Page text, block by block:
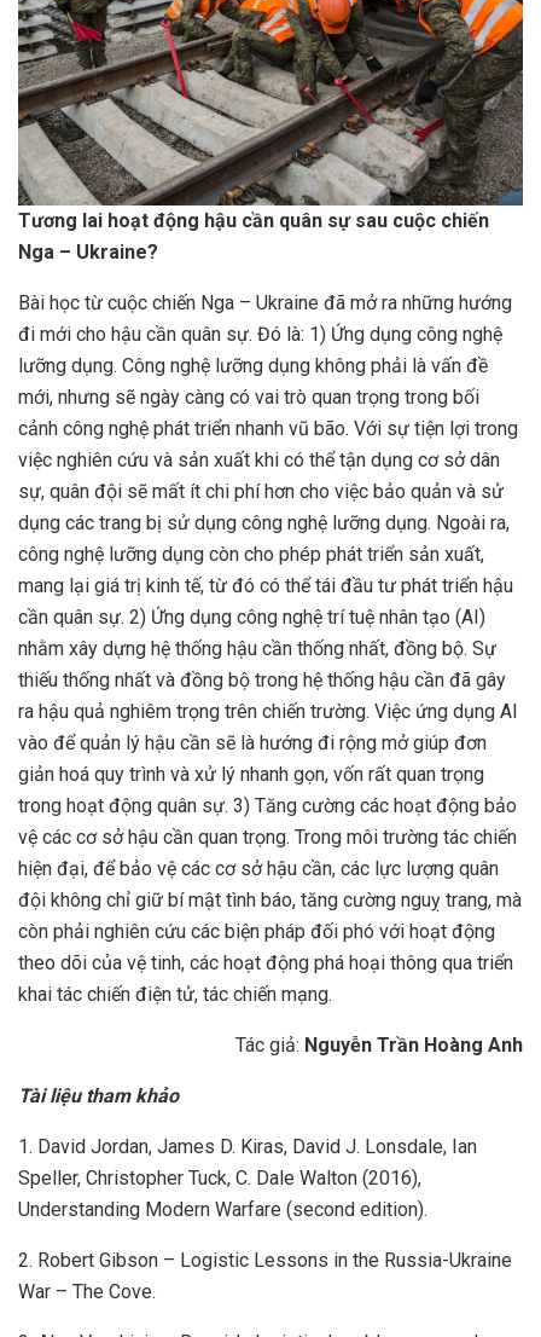
Tương lai hoạt động hậu cần quân sự sau cuộc chiến
Nga – Ukraine?
Bài học từ cuộc chiến Nga – Ukraine đã mở ra những hướng
đi mới cho hậu cần quân sự. Đó là: 1) Ứng dụng công nghệ
lưỡng dụng. Công nghệ lưỡng dụng không phải là vấn đề
mới, nhưng sẽ ngày càng có vai trò quan trọng trong bối
cảnh công nghệ phát triển nhanh vũ bão. Với sự tiện lợi trong
việc nghiên cứu và sản xuất khi có thể tận dụng cơ sở dân
sự, quân đội sẽ mất ít chi phí hơn cho việc bảo quản và sử
dụng các trang bị sử dụng công nghệ lưỡng dụng. Ngoài ra,
công nghệ lưỡng dụng còn cho phép phát triển sản xuất,
mang lại giá trị kinh tế, từ đó có thể tái đầu tư phát triển hậu
cần quân sự. 2) Ứng dụng công nghệ trí tuệ nhân tạo (AI)
nhằm xây dựng hệ thống hậu cần thống nhất, đồng bộ. Sự
thiếu thống nhất và đồng bộ trong hệ thống hậu cần đã gây
ra hậu quả nghiêm trọng trên chiến trường. Việc ứng dụng AI
vào để quản lý hậu cần sẽ là hướng đi rộng mở giúp đơn
giản hoá quy trình và xử lý nhanh gọn, vốn rất quan trọng
trong hoạt động quân sự. 3) Tăng cường các hoạt động bảo
vệ các cơ sở hậu cần quan trọng. Trong môi trường tác chiến
hiện đại, để bảo vệ các cơ sở hậu cần, các lực lượng quân
đội không chỉ giữ bí mật tình báo, tăng cường nguỵ trang, mà
còn phải nghiên cứu các biện pháp đối phó với hoạt động
theo dõi của vệ tinh, các hoạt động phá hoại thông qua triển
khai tác chiến điện tử, tác chiến mạng.
Tác giả: Nguyễn Trần Hoàng Anh
Tài liệu tham khảo
1. David Jordan, James D. Kiras, David J. Lonsdale, Ian
Speller, Christopher Tuck, C. Dale Walton (2016),
Understanding Modern Warfare (second edition).
2. Robert Gibson – Logistic Lessons in the Russia-Ukraine
War – The Cove.